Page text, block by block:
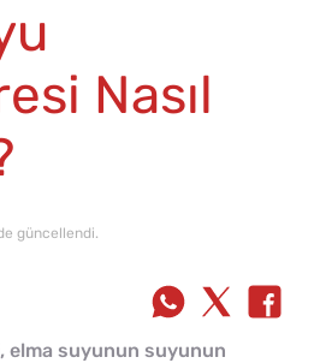
Nasıl
güncellendi.
elma suyunun suyunun